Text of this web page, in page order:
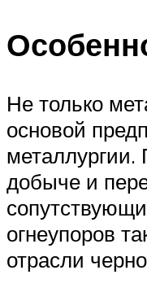
Не только
основой
металлургии.
добыче и
огнеупоров
отрасли